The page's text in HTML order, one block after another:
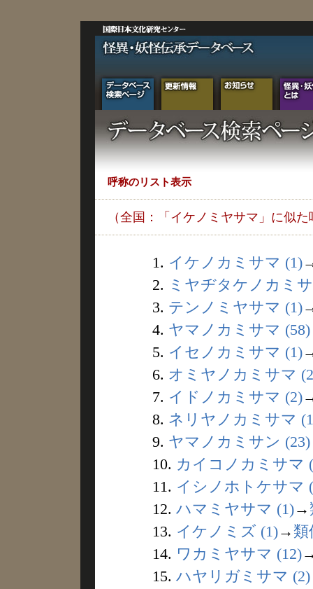
呼称のリスト表示
（全国：「イケノミヤサマ」に似た
1. イケノカミサマ (1)
2. ミヤヂタケノカミ
3. テンノミヤサマ (1)
4. ヤマノカミサマ (58)
5. イセノカミサマ (1)
6. オミヤノカミサマ
7. イドノカミサマ (2)
8. ネリヤノカミサマ
9. ヤマノカミサン (23)
10. カイコノカミサマ
11. イシノホトケサマ
12. ハマミヤサマ (1)→
13. イケノミズ (1)→ 類
14. ワカミヤサマ (12)
15. ハヤリガミサマ (2)